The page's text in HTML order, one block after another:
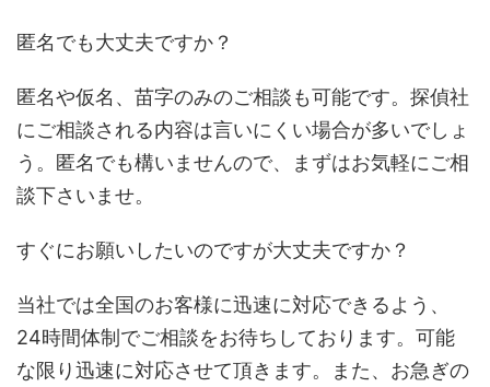
匿名でも大丈夫ですか？
匿名や仮名、苗字のみのご相談も可能です。探偵社
にご相談される内容は言いにくい場合が多いでしょ
う。匿名でも構いませんので、まずはお気軽にご相
談下さいませ。
すぐにお願いしたいのですが大丈夫ですか？
当社では全国のお客様に迅速に対応できるよう、
24時間体制でご相談をお待ちしております。可能
な限り迅速に対応させて頂きます。また、お急ぎの